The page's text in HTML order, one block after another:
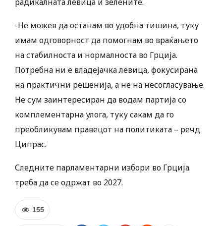
-Не можев да останам во удобна тишина, туку
имам одговорност да помогнам во враќањето
на стабилноста и нормалноста во Грција.
Потребна ни е владејачка левица, фокусирана
на практични решенија, а не на несогласување.
Не сум заинтересиран да водам партија со
комплементарна улога, туку сакам да го
преобликувам правецот на политиката – речд
Ципрас.
Следните парламентарни избори во Грција
треба да се одржат во 2027.
155